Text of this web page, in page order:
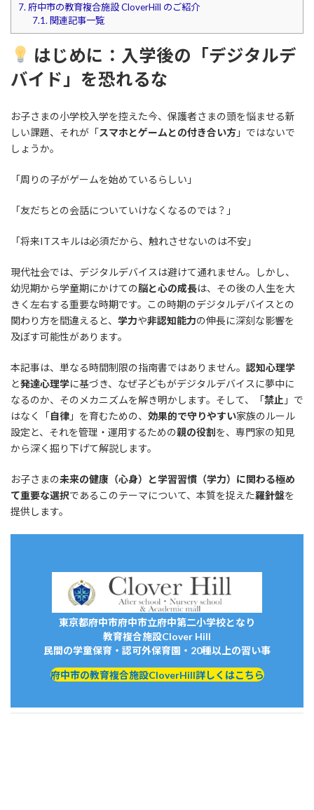
7. 府中市の教育複合施設 CloverHill のご紹介
7.1. 関連記事一覧
はじめに：入学後の「デジタルデ
バイド」を恐れるな
お子さまの小学校入学を控えた今、保護者さまの頭を悩ませる新
しい課題、それが「スマホとゲームとの付き合い方 」ではないで
しょうか。
「周りの子がゲームを始めているらしい」
「友だちとの会話についていけなくなるのでは？」
「将来ITスキルは必須だから、触れさせないのは不安」
現代社会では、デジタルデバイスは避けて通れません。しかし、
幼児期から学童期にかけての脳と心の成長は、その後の人生を大
きく左右する重要な時期です。この時期のデジタルデバイスとの
関わり方を間違えると、 学力や非認知能力の伸長に深刻な影響を
及ぼす可能性があります。
本記事は、単なる時間制限の指南書ではありません。 認知心理学
と発達心理学に基づき、なぜ子どもがデジタルデバイスに夢中に
なるのか、そのメカニズムを解き明かします。そして、「禁止 」で
はなく「自律 」を育むための、 効果的で守りやすい家族のルール
設定と、それを管理・運用するための親の役割を、専門家の知見
から深く掘り下げて解説します。
お子さまの未来の健康（心身）と学習習慣（学力）に関わる極め
て重要な選択であるこのテーマについて、本質を捉えた羅針盤を
提供します。
東京都府中市府中市立府中第二小学校となり
教育複合施設Clover Hill
民間の学童保育・認可外保育園・20種以上の習い事
府中市の教育複合施設CloverHill詳しくはこちら